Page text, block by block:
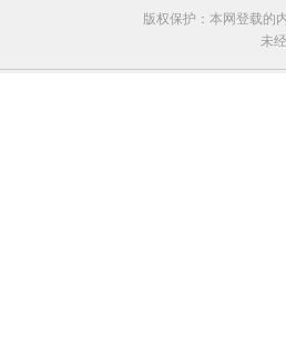
版权保护：本网登载的
未